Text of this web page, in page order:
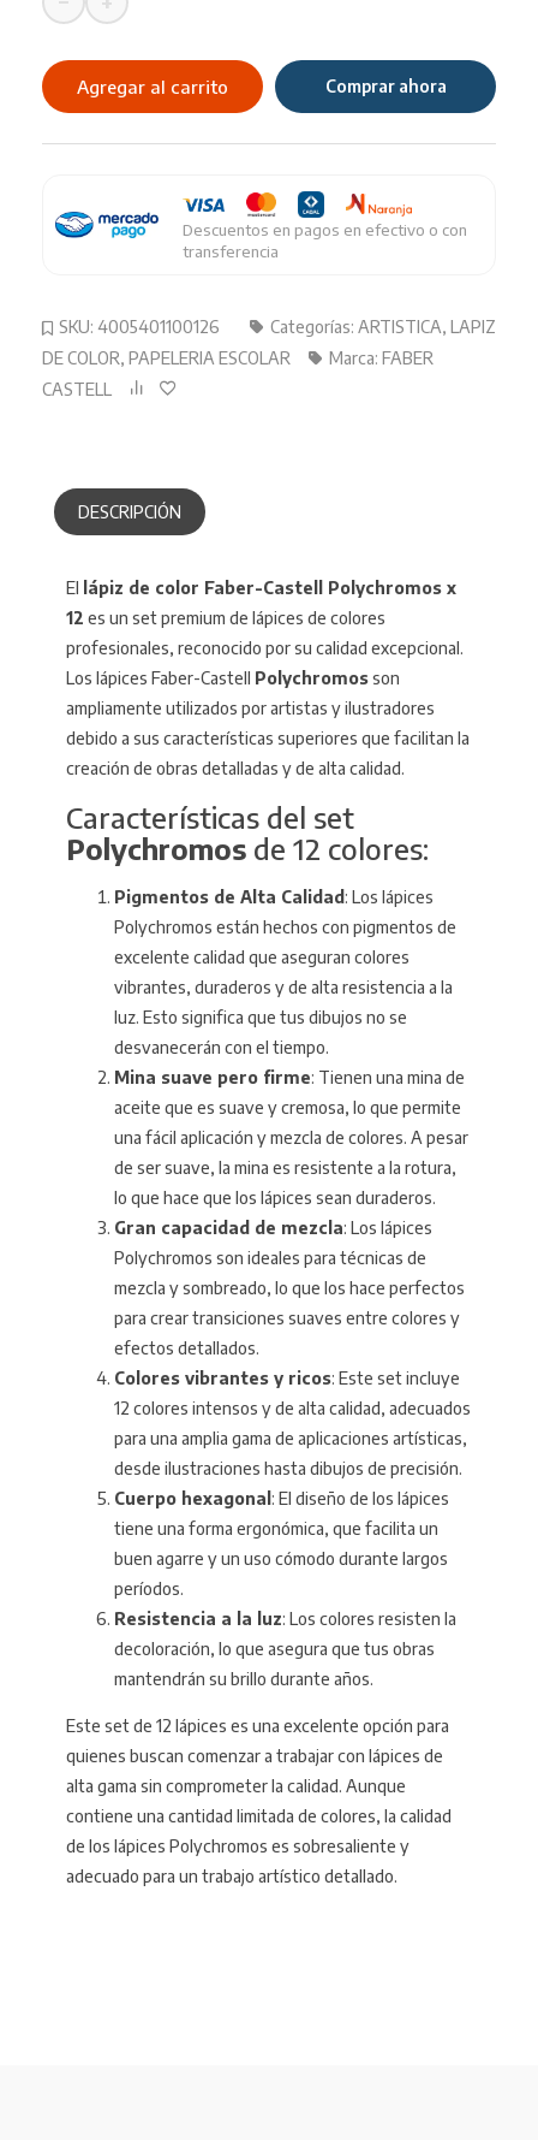
Lapiz
Faber
Castell
cantidad
Agregar al carrito Comprar ahora
SKU: 4005401100126 Categorías: ARTISTICA, LAPIZ
DE COLOR, PAPELERIA ESCOLAR Marca: FABER
CASTELL
Descuentos en pagos en efectivo o con
transferencia
DESCRIPCIÓN
El lápiz de color Faber-Castell Polychromos x
12 es un set premium de lápices de colores
profesionales, reconocido por su calidad excepcional.
Los lápices Faber-Castell Polychromosson
ampliamente utilizados por artistas y ilustradores
debido a sus características superiores que facilitan la
creación de obras detalladas y de alta calidad.
Características del set
Polychromos de 12 colores:
Pigmentos de Alta Calidad: Los lápices
Polychromos están hechos con pigmentos de
excelente calidad que aseguran colores
vibrantes, duraderos y de alta resistencia a la
luz. Esto significa que tus dibujos no se
desvanecerán con el tiempo.
Mina suave pero firme: Tienen una mina de
aceite que es suave y cremosa, lo que permite
una fácil aplicación y mezcla de colores. A pesar
de ser suave, la mina es resistente a la rotura,
lo que hace que los lápices sean duraderos.
Gran capacidad de mezcla: Los lápices
Polychromos son ideales para técnicas de
mezcla y sombreado, lo que los hace perfectos
para crear transiciones suaves entre colores y
efectos detallados.
Colores vibrantes y ricos: Este set incluye
12 colores intensos y de alta calidad, adecuados
para una amplia gama de aplicaciones artísticas,
desde ilustraciones hasta dibujos de precisión.
Cuerpo hexagonal : El diseño de los lápices
tiene una forma ergonómica, que facilita un
buen agarre y un uso cómodo durante largos
períodos.
Resistencia a la luz: Los colores resisten la
decoloración, lo que asegura que tus obras
mantendrán su brillo durante años.
Este set de 12 lápices es una excelente opción para
quienes buscan comenzar a trabajar con lápices de
alta gama sin comprometer la calidad. Aunque
contiene una cantidad limitada de colores, la calidad
de los lápices Polychromos es sobresaliente y
adecuado para un trabajo artístico detallado.